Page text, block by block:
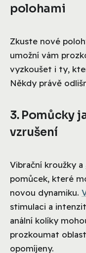
polohami
Zkuste nové
umožní vám
vyzkoušet i ty,
Někdy právě
3. Pomůcky
vzrušení
Vibrační kroužky a
pomůcek, které
novou dynamiku.
stimulaci a
anální kolíky
prozkoumat
opomíjeny.